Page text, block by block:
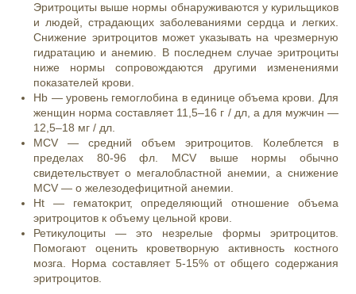
Эритроциты выше нормы обнаруживаются у курильщиков
и людей, страдающих заболеваниями сердца и легких.
Снижение эритроцитов может указывать на чрезмерную
гидратацию и анемию. В последнем случае эритроциты
ниже нормы сопровождаются другими изменениями
показателей крови.
Hb — уровень гемоглобина в единице объема крови. Для
женщин норма составляет 11,5–16 г / дл, а для мужчин —
12,5–18 мг / дл.
MCV — средний объем эритроцитов. Колеблется в
пределах 80-96 фл. MCV выше нормы обычно
свидетельствует о мегалобластной анемии, а снижение
MCV — о железодефицитной анемии.
Ht — гематокрит, определяющий отношение объема
эритроцитов к объему цельной крови.
Ретикулоциты — это незрелые формы эритроцитов.
Помогают оценить кроветворную активность костного
мозга. Норма составляет 5-15% от общего содержания
эритроцитов.